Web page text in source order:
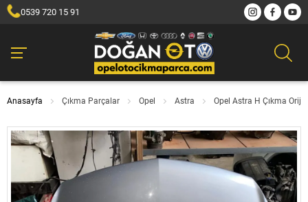
0539 720 15 91
Anasayfa Çıkma Parçalar Opel Astra Opel Astra H Çıkma